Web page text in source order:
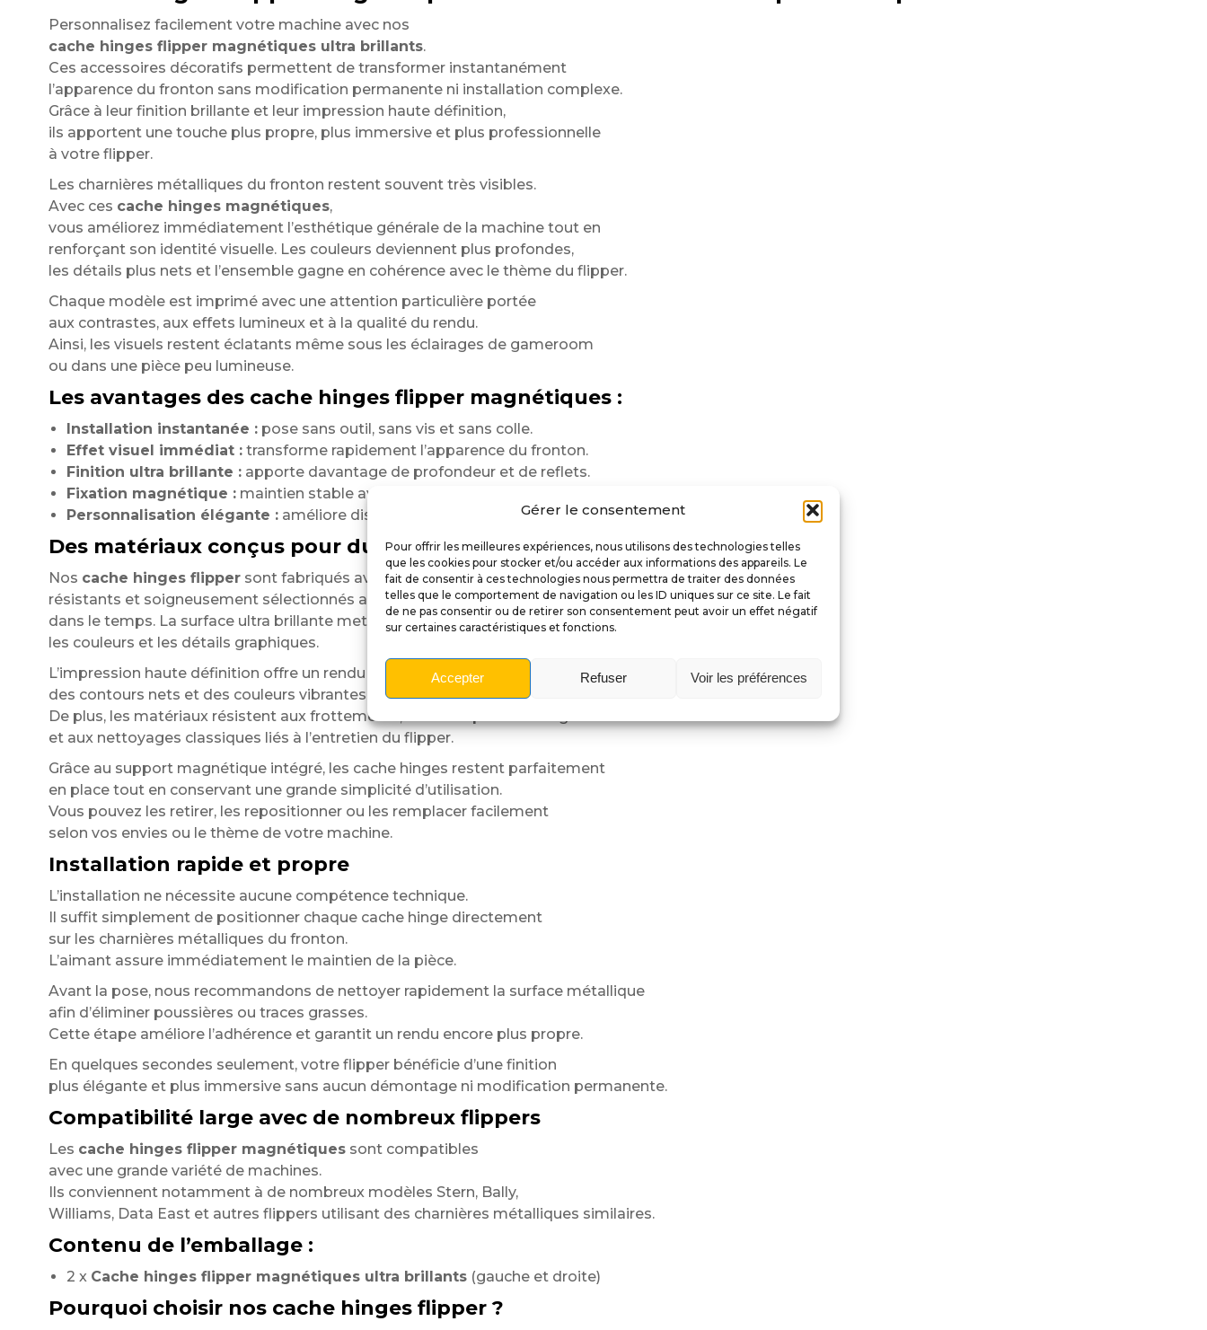
Gérer le consentement
Pour offrir les meilleures expériences, nous utilisons des technologies telles
que les cookies pour stocker et/ou accéder aux informations des appareils. Le
fait de consentir à ces technologies nous permettra de traiter des données
telles que le comportement de navigation ou les ID uniques sur ce site. Le fait
de ne pas consentir ou de retirer son consentement peut avoir un effet négatif
sur certaines caractéristiques et fonctions.
Accepter Refuser Voir les préférences
Personnalisez facilement votre machine avec nos
cache hinges flipper magnétiques ultra brillants.
Ces accessoires décoratifs permettent de transformer instantanément
l’apparence du fronton sans modification permanente ni installation complexe.
Grâce à leur finition brillante et leur impression haute définition,
ils apportent une touche plus propre, plus immersive et plus professionnelle
à votre flipper.
Les charnières métalliques du fronton restent souvent très visibles.
Avec ces cache hinges magnétiques,
vous améliorez immédiatement l’esthétique générale de la machine tout en
renforçant son identité visuelle. Les couleurs deviennent plus profondes,
les détails plus nets et l’ensemble gagne en cohérence avec le thème du flipper.
Chaque modèle est imprimé avec une attention particulière portée
aux contrastes, aux effets lumineux et à la qualité du rendu.
Ainsi, les visuels restent éclatants même sous les éclairages de gameroom
ou dans une pièce peu lumineuse.
Les avantages des cache hinges flipper magnétiques :
Installation instantanée :pose sans outil, sans vis et sans colle.
Effet visuel immédiat :transforme rapidement l’apparence du fronton.
Finition ultra brillante :apporte davantage de profondeur et de reflets.
Fixation magnétique :maintien stable avec retrait facile à tout moment.
Personnalisation élégante :améliore discrètement le style du flipper.
Des matériaux conçus pour durer
Nos cache hinges flippersont fabriqués avec des matériaux
résistants et soigneusement sélectionnés afin d’obtenir une excellente tenue
dans le temps. La surface ultra brillante met particulièrement en valeur
les couleurs et les détails graphiques.
L’impression haute définition offre un rendu précis avec des noirs profonds,
des contours nets et des couleurs vibrantes.
De plus, les matériaux résistent aux frottements, aux manipulations régulières
et aux nettoyages classiques liés à l’entretien du flipper.
Grâce au support magnétique intégré, les cache hinges restent parfaitement
en place tout en conservant une grande simplicité d’utilisation.
Vous pouvez les retirer, les repositionner ou les remplacer facilement
selon vos envies ou le thème de votre machine.
Installation rapide et propre
L’installation ne nécessite aucune compétence technique.
Il suffit simplement de positionner chaque cache hinge directement
sur les charnières métalliques du fronton.
L’aimant assure immédiatement le maintien de la pièce.
Avant la pose, nous recommandons de nettoyer rapidement la surface métallique
afin d’éliminer poussières ou traces grasses.
Cette étape améliore l’adhérence et garantit un rendu encore plus propre.
En quelques secondes seulement, votre flipper bénéficie d’une finition
plus élégante et plus immersive sans aucun démontage ni modification permanente.
Compatibilité large avec de nombreux flippers
Les cache hinges flipper magnétiquessont compatibles
avec une grande variété de machines.
Ils conviennent notamment à de nombreux modèles Stern, Bally,
Williams, Data East et autres flippers utilisant des charnières métalliques similaires.
Contenu de l’emballage :
2 x Cache hinges flipper magnétiques ultra brillants(gauche et droite)
Pourquoi choisir nos cache hinges flipper ?